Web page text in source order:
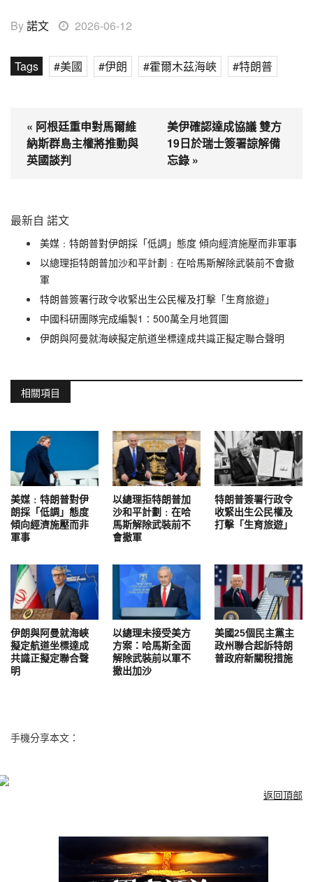
By諾文 2026-06-12
Tags 美國 伊朗 霍爾木茲海峽 特朗普
« 阿根廷重申對馬爾維
納斯群島主權將推動與
英國談判
美伊確認達成協議 雙方
19日於瑞士簽署諒解備
忘錄 »
最新自 諾文
美媒﹕特朗普對伊朗採「低調」態度 傾向經濟施壓而非軍事
以總理拒特朗普加沙和平計劃﹕在哈馬斯解除武裝前不會撤
軍
特朗普簽署行政令收緊出生公民權及打擊「生育旅遊」
中國科研團隊完成編製1∶500萬全月地質圖
伊朗與阿曼就海峽擬定航道坐標達成共識正擬定聯合聲明
相關項目
美媒﹕特朗普對伊
朗採「低調」態度
傾向經濟施壓而非
軍事
以總理拒特朗普加
沙和平計劃﹕在哈
馬斯解除武裝前不
會撤軍
特朗普簽署行政令
收緊出生公民權及
打擊「生育旅遊」
伊朗與阿曼就海峽
擬定航道坐標達成
共識正擬定聯合聲
明
以總理未接受美方
方案：哈馬斯全面
解除武裝前以軍不
撤出加沙
美國25個民主黨主
政州聯合起訴特朗
普政府新關稅措施
手機分享本文：
返回頂部